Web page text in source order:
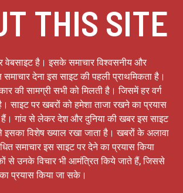
THIS SITE
वेबसाइट है। इसके समाचार विश्वसनीय और
समाचार देना इस साइट की पहली प्राथमिकता है।
की सामग्री सभी को मिलती है। जिसमें हर वर्ग
साइट पर खबरों को हमेशा ताजा रखने का प्रयास
गांव से लेकर देश और दुनिया की खबर इस साइट
इसका विशेष ख्याल रखा जाता है। खबरों के अलावा
समाचार इस साइट पर देने का प्रयास किया
से उनके विचार भी आमंत्रित किये जाते हैं, जिससे
प्रयास किया जा सके।